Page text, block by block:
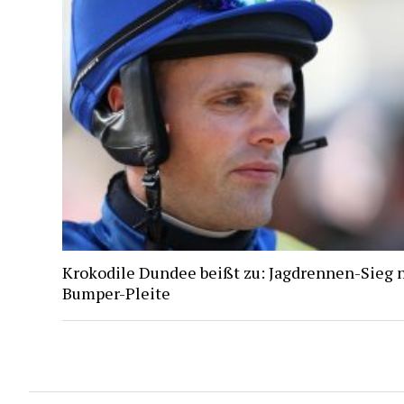
Krokodile Dundee beißt zu: Jagdrennen-Sieg
Bumper-Pleite